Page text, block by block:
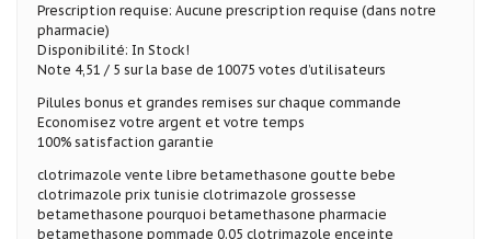
Prescription requise: Aucune prescription requise (dans notre
pharmacie)
Disponibilité: In Stock!
Note 4,51 / 5 sur la base de 10075 votes d’utilisateurs
Pilules bonus et grandes remises sur chaque commande
Economisez votre argent et votre temps
100% satisfaction garantie
clotrimazole vente libre betamethasone goutte bebe
clotrimazole prix tunisie clotrimazole grossesse
betamethasone pourquoi betamethasone pharmacie
betamethasone pommade 0.05 clotrimazole enceinte